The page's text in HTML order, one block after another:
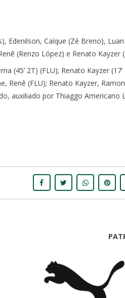
Edenilson, Caíque (Zé Breno),
(Renzo López) e Renato Kayzer
(45’ 2T) (FLU); Renato Kayzer
Renê (FLU); Renato Kayzer,
auxiliado por Thiaggo Americano